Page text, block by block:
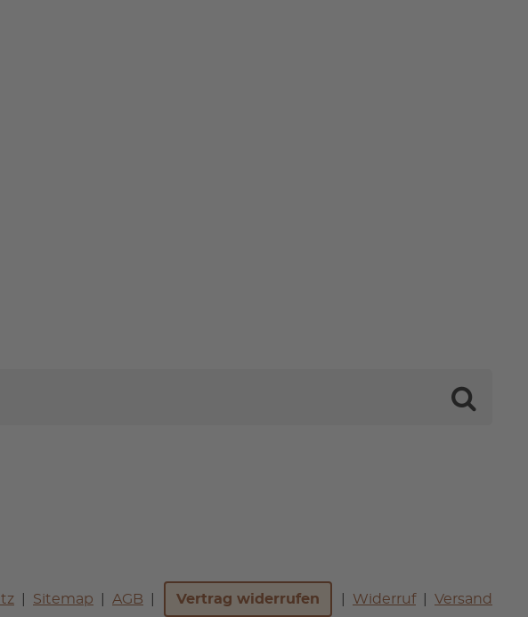
Sitemap AGB Vertrag widerrufen Widerruf Versand